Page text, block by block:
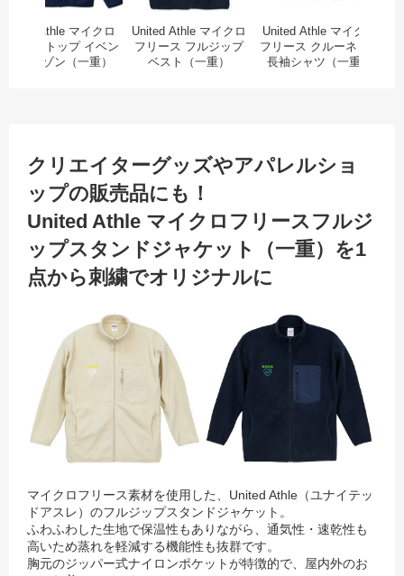
United Athle マイクロ
ップストップ イベン
ト ブルゾン（一重）
United Athle マイクロ
フリース フルジップ
ベスト（一重）
United Athle マイクロ
フリース クルーネック
長袖シャツ（一重）
クリエイターグッズやアパレルショ
ップの販売品にも！
United Athle マイクロフリースフルジ
ップスタンドジャケット（一重）を1
点から刺繍でオリジナルに
マイクロフリース素材を使用した、United Athle（ユナイテッ
ドアスレ）のフルジップスタンドジャケット。
ふわふわした生地で保温性もありながら、通気性・速乾性も
高いため蒸れを軽減する機能性も抜群です。
胸元のジッパー式ナイロンポケットが特徴的で、屋内外のお